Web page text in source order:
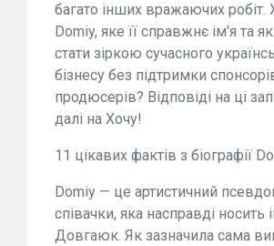
багато інших вражаючих робіт.
Domiy, яке її справжнє ім'я та
стати зіркою сучасного
бізнесу без підтримки
продюсерів? Відповіді на ці
далі на Хочу!
11 цікавих фактів з біографії
Domiy — це артистичний
співачки, яка насправді носить
Довгаюк. Як зазначила сама